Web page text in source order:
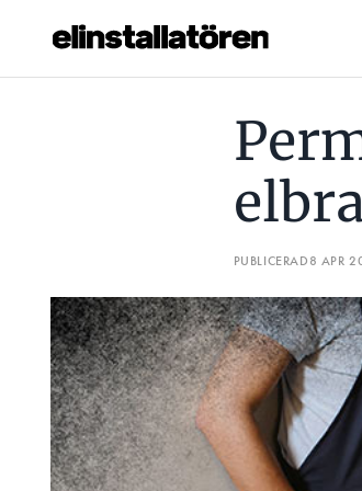
Hantera
Annonsera
Läs E-tidningen
Om tidningen
Kontakt
Personuppgifter
PUBLICERAD8 APR
PERMITTERINGARNA ÖKAR I